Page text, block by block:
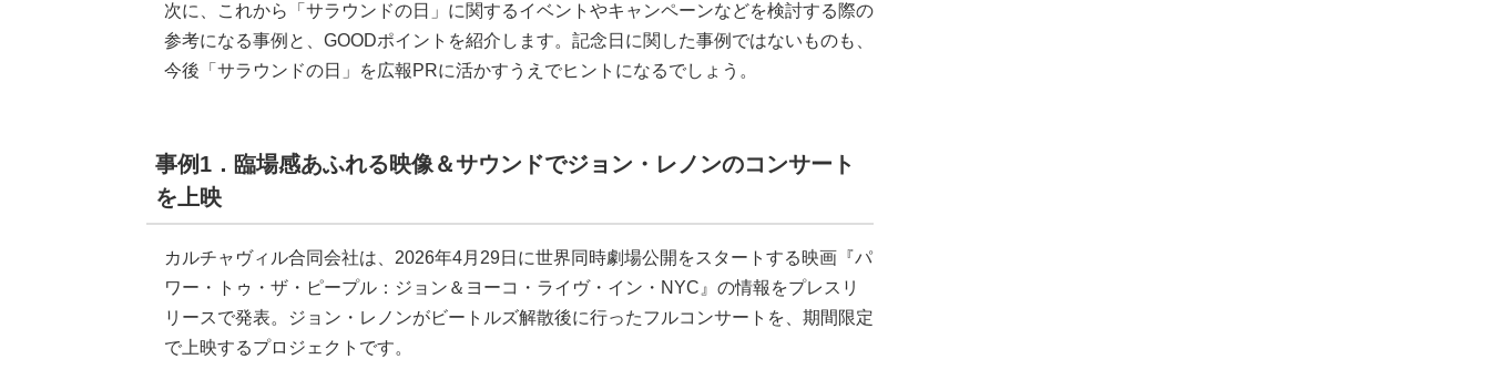
次に、これから「サラウンドの日」に関するイベントやキャンペーンなどを検討する際の
参考になる事例と、GOODポイントを紹介します。記念日に関した事例ではないものも、
今後「サラウンドの日」を広報PRに活かすうえでヒントになるでしょう。
事例1．臨場感あふれる映像＆サウンドでジョン・レノンのコンサート
を上映
カルチャヴィル合同会社は、2026年4月29日に世界同時劇場公開をスタートする映画『パ
ワー・トゥ・ザ・ピープル：ジョン＆ヨーコ・ライヴ・イン・NYC』の情報をプレスリ
リースで発表。ジョン・レノンがビートルズ解散後に行ったフルコンサートを、期間限定
で上映するプロジェクトです。